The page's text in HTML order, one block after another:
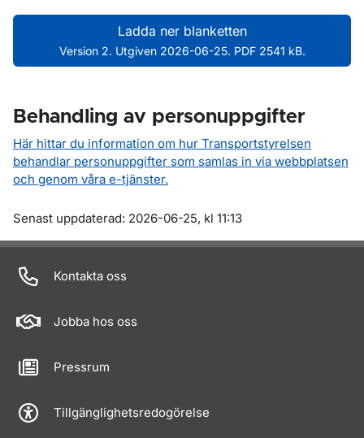
Ladda ner blanketten
Version 2. Utgiven 2026-06-25. PDF 2541 kB.
Behandling av personuppgifter
Här hittar du information om hur Transportstyrelsen
behandlar personuppgifter som samlas in via webbplatsen
och genom våra e-tjänster.
Om sidan
Senast uppdaterad: 2026-06-25, kl 11:13
Kontakta oss
Jobba hos oss
Pressrum
Tillgänglighetsredogörelse